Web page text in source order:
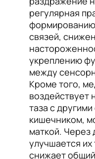
регулярная
формированию
связей,
укреплению
между
Кроме того,
воздействует
таза с
кишечником,
маткой. Через
улучшается
снижает